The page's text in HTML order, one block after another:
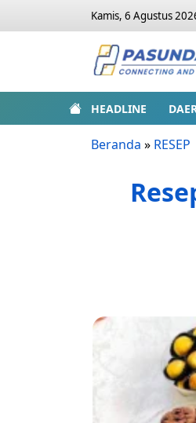
Kamis, 6 Agustus
HEADLINE
Beranda » RESEP